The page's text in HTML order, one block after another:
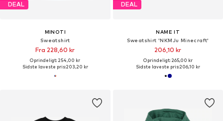
DEAL
MINOTI
Sweatshirt
Fra 228,60 kr
Oprindeligt: 254,00 kr
Sidste laveste pris:203,20 kr
DEAL
NAME IT
Sweatshirt 'NKMJu Minecraft'
206,10 kr
Oprindeligt: 265,00 kr
Sidste laveste pris:206,10 kr